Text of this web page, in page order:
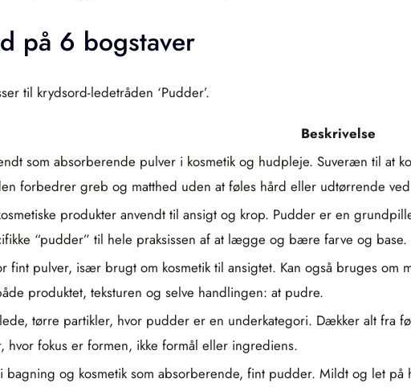
på 6 bogstaver
til krydsord-ledetråden ‘Pudder’.
Beskrivelse
som absorberende pulver i kosmetik og hudpleje. Suveræn til
forbedrer greb og matthed uden at føles hård eller udtørrende
produkter anvendt til ansigt og krop. Pudder er en
“pudder” til hele praksissen af at lægge og bære farve og base.
fint pulver, især brugt om kosmetik til ansigtet. Kan også bruges
produktet, teksturen og selve handlingen: at pudre.
tørre partikler, hvor pudder er en underkategori. Dækker alt fra
hvor fokus er formen, ikke formål eller ingrediens.
bagning og kosmetik som absorberende, fint pudder. Mildt og let